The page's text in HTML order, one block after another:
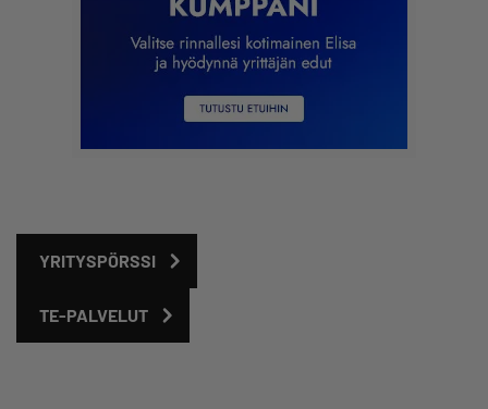
YRITYSPÖRSSI
TE-PALVELUT